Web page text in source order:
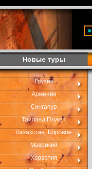
Новые туры
Грузия
Армения
Сингапур
Таиланд Пхукет
Казахстан. Боровое
Маврикий
Хорватия